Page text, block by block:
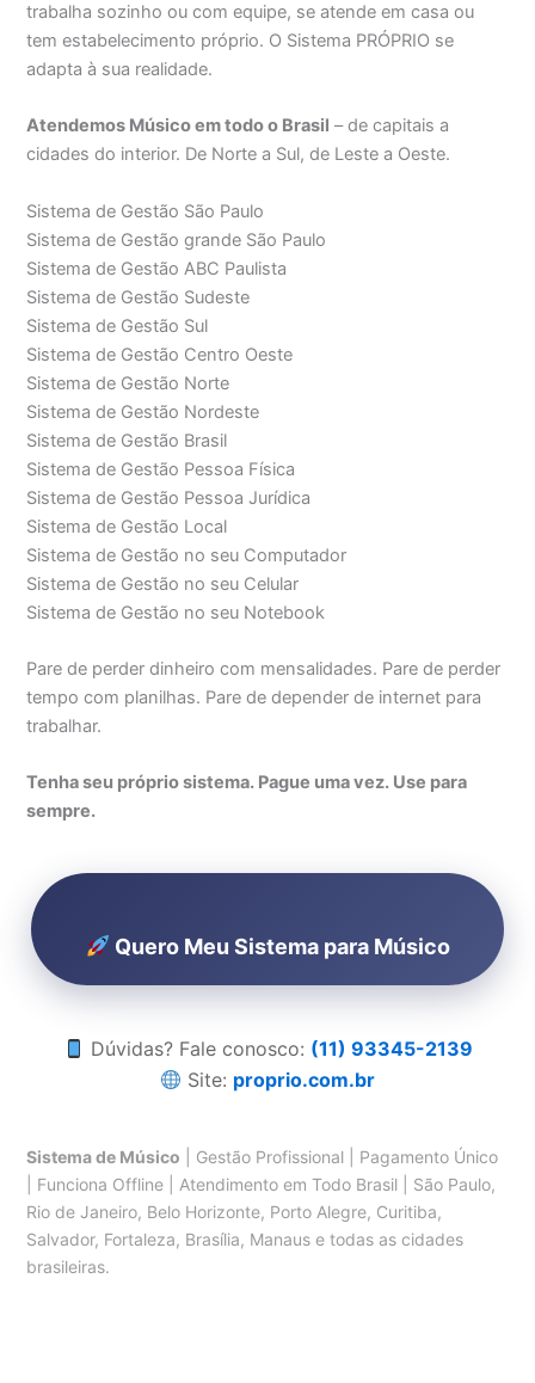
trabalha sozinho ou com equipe, se atende em casa ou
tem estabelecimento próprio. O Sistema PRÓPRIO se
adapta à sua realidade.
Atendemos Músico em todo o Brasil – de capitais a
cidades do interior. De Norte a Sul, de Leste a Oeste.
Sistema de Gestão São Paulo
Sistema de Gestão grande São Paulo
Sistema de Gestão ABC Paulista
Sistema de Gestão Sudeste
Sistema de Gestão Sul
Sistema de Gestão Centro Oeste
Sistema de Gestão Norte
Sistema de Gestão Nordeste
Sistema de Gestão Brasil
Sistema de Gestão Pessoa Física
Sistema de Gestão Pessoa Jurídica
Sistema de Gestão Local
Sistema de Gestão no seu Computador
Sistema de Gestão no seu Celular
Sistema de Gestão no seu Notebook
Pare de perder dinheiro com mensalidades. Pare de perder
tempo com planilhas. Pare de depender de internet para
trabalhar.
Tenha seu próprio sistema. Pague uma vez. Use para
sempre.
Quero Meu Sistema para Músico
Dúvidas? Fale conosco: (11) 93345-2139
Site: proprio.com.br
Sistema de Músico | Gestão Profissional | Pagamento Único
| Funciona Offline | Atendimento em Todo Brasil | São Paulo,
Rio de Janeiro, Belo Horizonte, Porto Alegre, Curitiba,
Salvador, Fortaleza, Brasília, Manaus e todas as cidades
brasileiras.